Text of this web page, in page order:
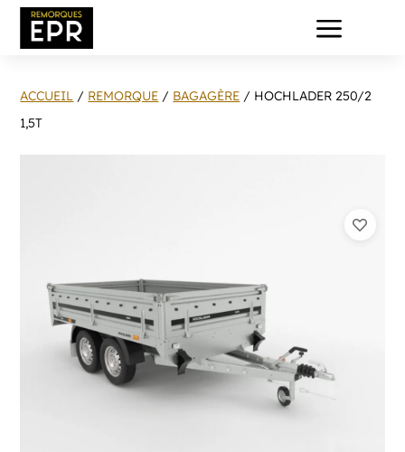
a
ACCUEIL / REMORQUE / BAGAGÈRE / HOCHLADER 250/2
1,5T